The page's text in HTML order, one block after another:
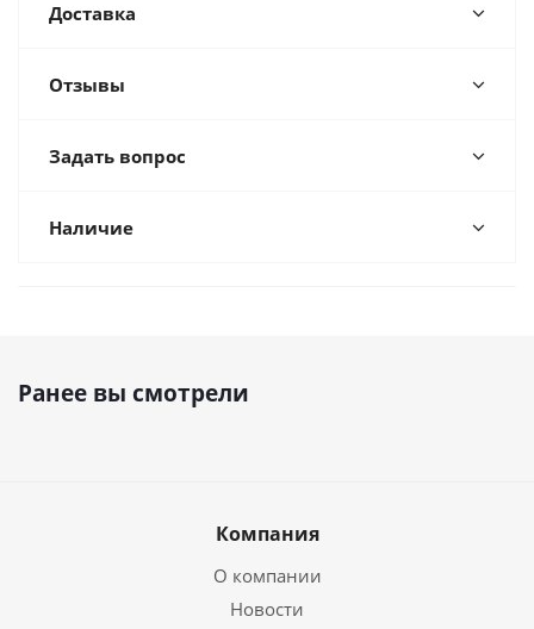
Доставка
Отзывы
Задать вопрос
Наличие
Ранее вы смотрели
Компания
О компании
Новости